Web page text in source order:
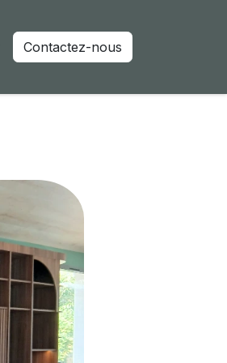
Contactez-nous